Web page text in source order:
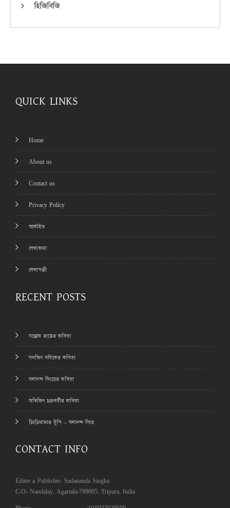
হিজিবিজি
QUICK LINKS
Home
About us
Contact us
Privacy Policy
আর্কাইভ
লেখাজমা
লেখাপঞ্জী
RECENT POSTS
সন্তোষ রায়ের কবিতা
সনজিৎ বণিকের কবিতা
সদানন্দ সিংহের কবিতা
অভিজিৎ চক্রবর্তীর কবিতা
চিংড়িমামার টুপি – সদানন্দ সিংহ
CONTACT INFO
Editor & Publisher: Sadananda Singha
C/O- Nandalay, Agartala-799005, Tripura, India